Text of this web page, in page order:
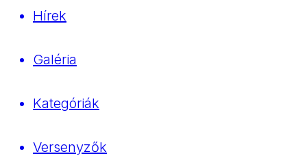
Hírek
Galéria
Kategóriák
Versenyzők